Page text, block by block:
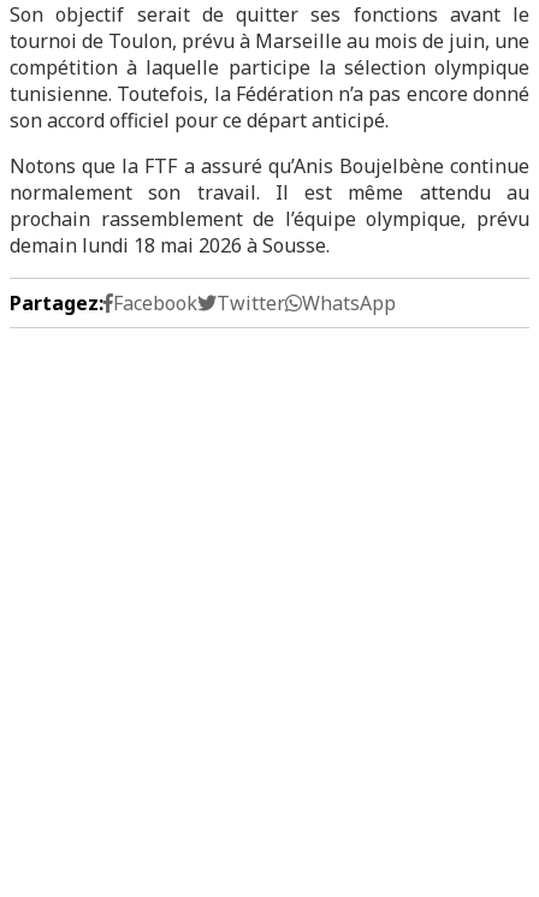
Son objectif serait de quitter ses fonctions avant le
tournoi de Toulon, prévu à Marseille au mois de juin, une
compétition à laquelle participe la sélection olympique
tunisienne. Toutefois, la Fédération n’a pas encore donné
son accord officiel pour ce départ anticipé.
Notons que la FTF a assuré qu’Anis Boujelbène continue
normalement son travail. Il est même attendu au
prochain rassemblement de l’équipe olympique, prévu
demain lundi 18 mai 2026 à Sousse.
Partagez: Facebook Twitter WhatsApp